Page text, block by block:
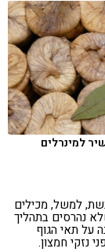
למינרלים
למשל, מכילים
נהרסים בתהליך
על תאי הגוף
נזקי חמצון.